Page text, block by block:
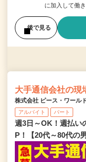
に加入して働
後で見る
大手通信会社の現
株式会社 ピース・ワール
アルバイト パート
週3日～OK！週払い
P！【20代～80代の